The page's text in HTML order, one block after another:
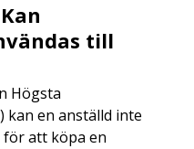
till
Högsta
kan en anställd inte
att köpa en